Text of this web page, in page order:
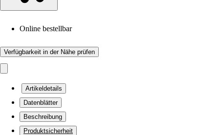
Online bestellbar
Verfügbarkeit in der Nähe prüfen
Artikeldetails
Datenblätter
Beschreibung
Produktsicherheit